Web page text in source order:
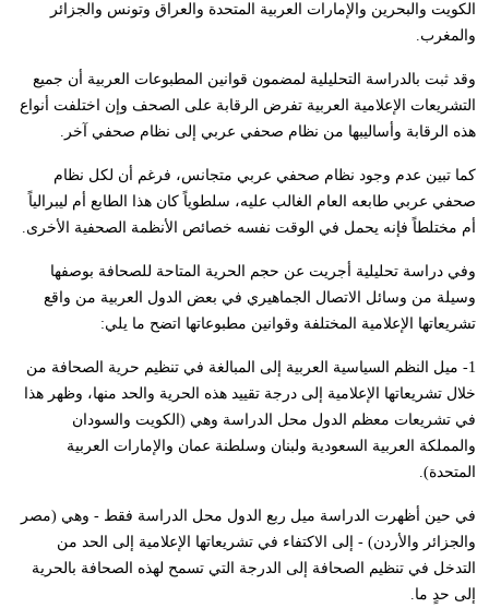
الكويت والبحرين والإمارات العربية المتحدة والعراق وتونس والجزائر
والمغرب.
وقد ثبت بالدراسة التحليلية لمضمون قوانين المطبوعات العربية أن جميع
التشريعات الإعلامية العربية تفرض الرقابة على الصحف وإن اختلفت أنواع
هذه الرقابة وأساليبها من نظام صحفي عربي إلى نظام صحفي آخر.
كما تبين عدم وجود نظام صحفي عربي متجانس، فرغم أن لكل نظام
صحفي عربي طابعه العام الغالب عليه، سلطوياً كان هذا الطابع أم ليبرالياً
أم مختلطاً فإنه يحمل في الوقت نفسه خصائص الأنظمة الصحفية الأخرى.
وفي دراسة تحليلية أجريت عن حجم الحرية المتاحة للصحافة بوصفها
وسيلة من وسائل الاتصال الجماهيري في بعض الدول العربية من واقع
تشريعاتها الإعلامية المختلفة وقوانين مطبوعاتها اتضح ما يلي:
1- ميل النظم السياسية العربية إلى المبالغة في تنظيم حرية الصحافة من
خلال تشريعاتها الإعلامية إلى درجة تقييد هذه الحرية والحد منها، وظهر هذا
في تشريعات معظم الدول محل الدراسة وهي (الكويت والسودان
والمملكة العربية السعودية ولبنان وسلطنة عمان والإمارات العربية
المتحدة).
في حين أظهرت الدراسة ميل ربع الدول محل الدراسة فقط - وهي (مصر
والجزائر والأردن) - إلى الاكتفاء في تشريعاتها الإعلامية إلى الحد من
التدخل في تنظيم الصحافة إلى الدرجة التي تسمح لهذه الصحافة بالحرية
إلى حدٍ ما.